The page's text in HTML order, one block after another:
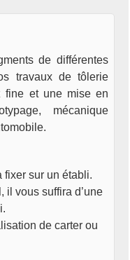
de différentes
travaux de tôlerie
fine et une mise en
mécanique
fixer sur un établi.
il vous suffira d’une
de carter ou